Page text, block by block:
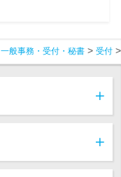
一般事務・受付・秘書 受付